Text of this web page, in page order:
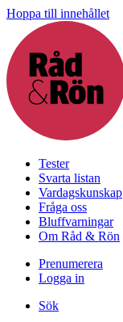
Hoppa till innehållet
Tester
Svarta listan
Vardagskunskap
Fråga oss
Bluffvarningar
Om Råd & Rön
Prenumerera
Logga in
Sök